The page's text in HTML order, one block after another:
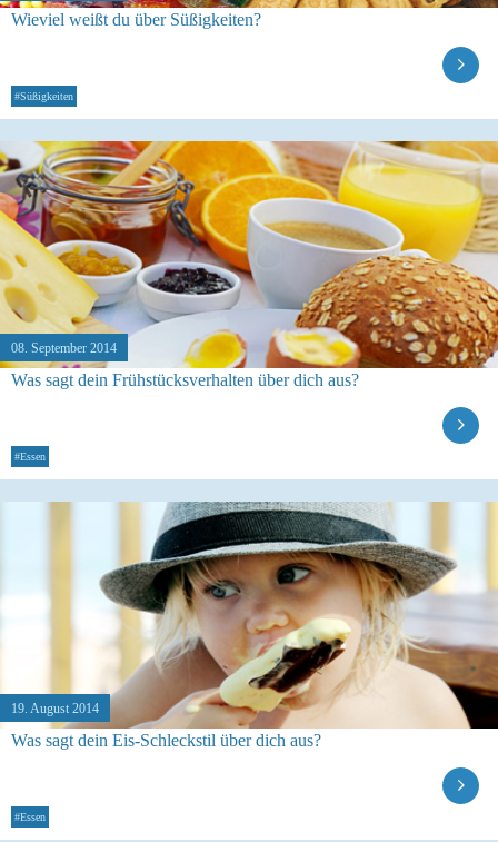
Wieviel weißt du über Süßigkeiten?
#Süßigkeiten
08. September 2014
Was sagt dein Frühstücksverhalten über dich aus?
#Essen
19. August 2014
Was sagt dein Eis-Schleckstil über dich aus?
#Essen